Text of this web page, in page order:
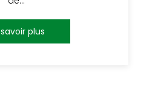
plus